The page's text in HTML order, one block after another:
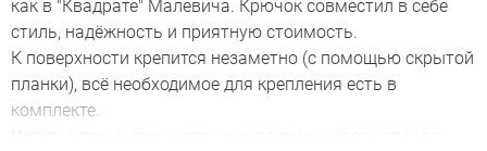
как в "Квадрате" Малевича. Крючок совместил в себе
стиль, надёжность и приятную стоимость.
К поверхности крепится незаметно (с помощью скрытой
планки), всё необходимое для крепления есть в
комплекте.